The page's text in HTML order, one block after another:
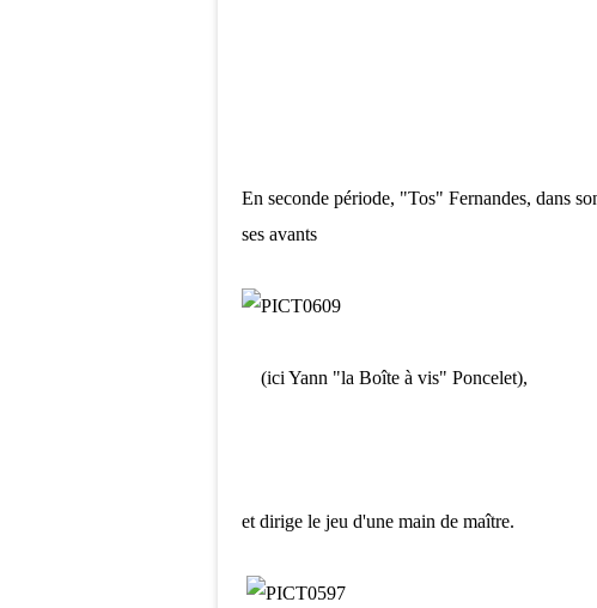
En seconde période, "Tos" Fernandes, dans
ses avants
(ici Yann "la Boîte à vis" Poncelet),
et dirige le jeu d'une main de maître.